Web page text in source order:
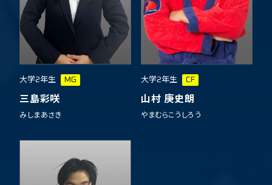
大学2年生 MG
三島彩咲
みしまあさき
大学2年生 CF
山村 庚史朗
やまむらこうしろう